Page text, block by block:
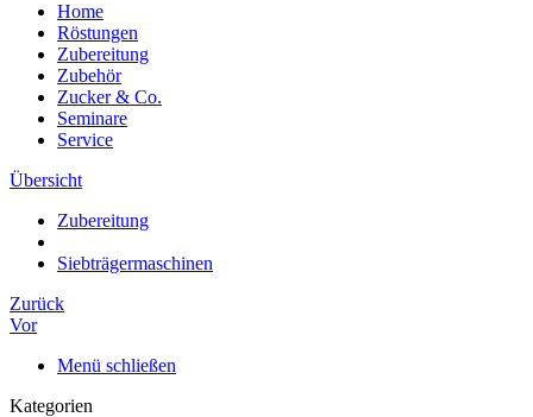
Home
Röstungen
Zubereitung
Zubehör
Zucker & Co.
Seminare
Service
Übersicht
Zubereitung
Siebträgermaschinen
Zurück
Vor
Menü schließen
Kategorien